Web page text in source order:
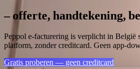
– offerte, handtekening,
Peppol e-facturering is verplicht in België
platform, zonder creditcard. Geen app-
Gratis proberen — geen creditcard